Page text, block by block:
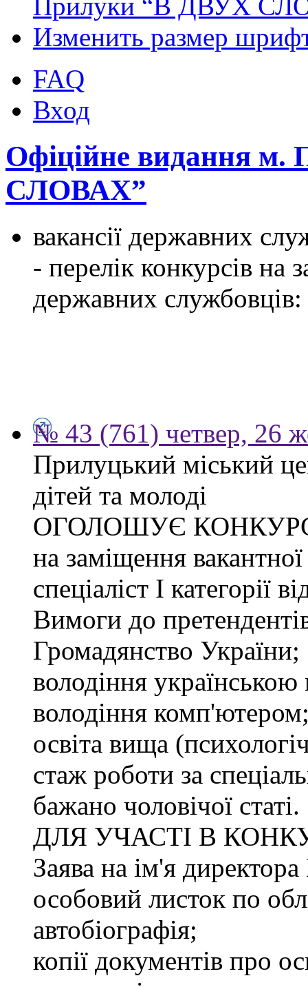
Изменить размер
FAQ
Вход
Офіційне видання
СЛОВАХ”
вакансії державних
- перелік конкурсів на
державних службовців:
№ 43 (761) четвер, 26
Прилуцький міський
дітей та молоді
ОГОЛОШУЄ
на заміщення
спеціаліст І категорії
Вимоги до
Громадянство України;
володіння
володіння
освіта вища
стаж роботи за
бажано чоловічої статі.
ДЛЯ УЧАСТІ В
Заява на ім'я
особовий листок по
автобіографія;
копії документів про